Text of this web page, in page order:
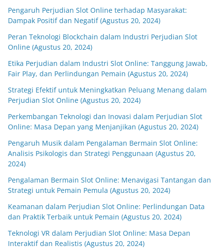
Pengaruh Perjudian Slot Online terhadap Masyarakat:
Dampak Positif dan Negatif (Agustus 20, 2024)
Peran Teknologi Blockchain dalam Industri Perjudian Slot
Online (Agustus 20, 2024)
Etika Perjudian dalam Industri Slot Online: Tanggung Jawab,
Fair Play, dan Perlindungan Pemain (Agustus 20, 2024)
Strategi Efektif untuk Meningkatkan Peluang Menang dalam
Perjudian Slot Online (Agustus 20, 2024)
Perkembangan Teknologi dan Inovasi dalam Perjudian Slot
Online: Masa Depan yang Menjanjikan (Agustus 20, 2024)
Pengaruh Musik dalam Pengalaman Bermain Slot Online:
Analisis Psikologis dan Strategi Penggunaan (Agustus 20,
2024)
Pengalaman Bermain Slot Online: Menavigasi Tantangan dan
Strategi untuk Pemain Pemula (Agustus 20, 2024)
Keamanan dalam Perjudian Slot Online: Perlindungan Data
dan Praktik Terbaik untuk Pemain (Agustus 20, 2024)
Teknologi VR dalam Perjudian Slot Online: Masa Depan
Interaktif dan Realistis (Agustus 20, 2024)